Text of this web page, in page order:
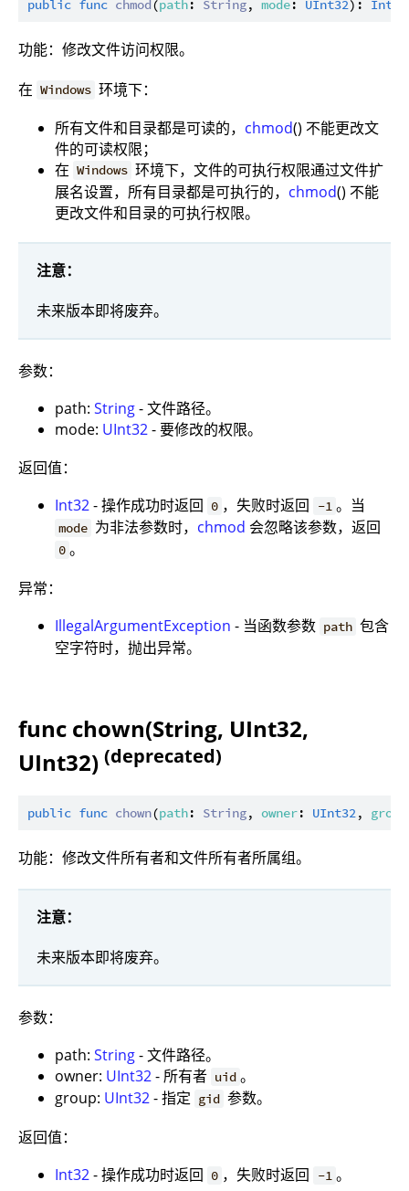
public func chmod (path: String, mode: UInt32): Int32
功能：修改文件访问权限。
在 Windows 环境下：
所有文件和目录都是可读的， chmod() 不能更改文
件的可读权限；
在 Windows 环境下，文件的可执行权限通过文件扩
展名设置，所有目录都是可执行的， chmod() 不能
更改文件和目录的可执行权限。
注意：
未来版本即将废弃。
参数：
path: String- 文件路径。
mode: UInt32- 要修改的权限。
返回值：
Int32- 操作成功时返回 0 ，失败时返回 -1 。当
mode 为非法参数时， chmod 会忽略该参数，返回
0 。
异常：
IllegalArgumentException - 当函数参数 path 包含
空字符时，抛出异常。
func chown(String, UInt32,
UInt32) (deprecated)
public func chown(path: String, owner: UInt32, group
功能：修改文件所有者和文件所有者所属组。
注意：
未来版本即将废弃。
参数：
path: String- 文件路径。
owner: UInt32- 所有者 uid 。
group: UInt32- 指定 gid 参数。
返回值：
Int32- 操作成功时返回 0 ，失败时返回 -1 。